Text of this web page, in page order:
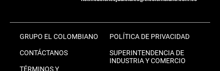
GRUPO EL COLOMBIANO
CONTÁCTANOS
TÉRMINOS Y
POLÍTICA DE PRIVACIDAD
SUPERINTENDENCIA DE
INDUSTRIA Y COMERCIO